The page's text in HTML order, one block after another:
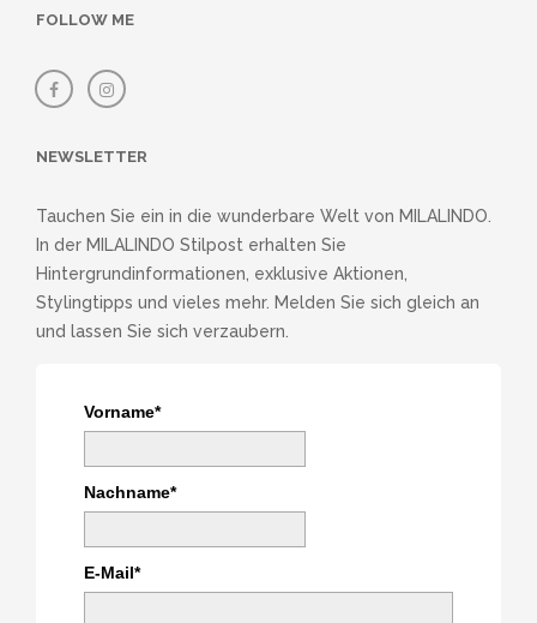
FOLLOW ME
NEWSLETTER
Tauchen Sie ein in die wunderbare Welt von MILALINDO.
In der MILALINDO Stilpost erhalten Sie
Hintergrundinformationen, exklusive Aktionen,
Stylingtipps und vieles mehr. Melden Sie sich gleich an
und lassen Sie sich verzaubern.
Vorname*
Nachname*
E-Mail*